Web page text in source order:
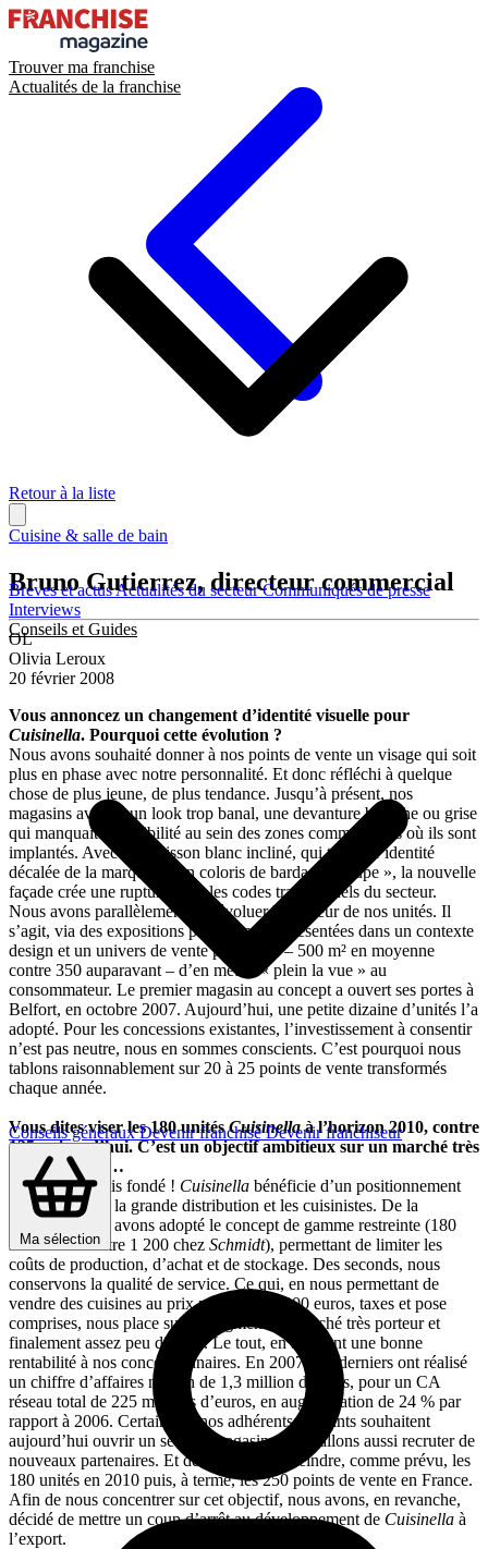
Trouver ma franchise
Actualités de la franchise
Brèves et actusActualités du secteurCommuniqués de presse
Interviews
Conseils et Guides
Conseils générauxDevenir franchiséDevenir franchiseur
Ma sélection
Retour à la liste
Cuisine & salle de bain
Bruno Gutierrez, directeur commercial
OL
Olivia Leroux
20 février 2008
Vous annoncez un changement d’identité visuelle pour
Cuisinella. Pourquoi cette évolution ?
Nous avons souhaité donner à nos points de vente un visage qui soit
plus en phase avec notre personnalité. Et donc réfléchi à quelque
chose de plus jeune, de plus tendance. Jusqu’à présent, nos
magasins avaient un look trop banal, une devanture blanche ou grise
qui manquait de visibilité au sein des zones commerciales où ils sont
implantés. Avec son caisson blanc incliné, qui traduit l’identité
décalée de la marque, et un coloris de bardage « taupe », la nouvelle
façade crée une rupture avec les codes traditionnels du secteur.
Nous avons parallèlement fait évoluer l’intérieur de nos unités. Il
s’agit, via des expositions plus grandes, présentées dans un contexte
design et un univers de vente plus vaste – 500 m² en moyenne
contre 350 auparavant – d’en mettre « plein la vue » au
consommateur. Le premier magasin au concept a ouvert ses portes à
Belfort, en octobre 2007. Aujourd’hui, une petite dizaine d’unités l’a
adopté. Pour les concessions existantes, l’investissement à consentir
n’est pas neutre, nous en sommes conscients. C’est pourquoi nous
tablons raisonnablement sur 20 à 25 points de vente transformés
chaque année.
Vous dites viser les 180 unitésCuisinellaà l’horizon 2010, contre
135 aujourd’hui. C’est un objectif ambitieux sur un marché très
concurrentiel…
Ambitieux, mais fondé ! Cuisinella bénéficie d’un positionnement
atypique, entre la grande distribution et les cuisinistes. De la
première, nous avons adopté le concept de gamme restreinte (180
références contre 1 200 chez Schmidt), permettant de limiter les
coûts de production, d’achat et de stockage. Des seconds, nous
conservons la qualité de service. Ce qui, en nous permettant de
vendre des cuisines au prix moyen de 6 000 euros, taxes et pose
comprises, nous place sur un segment de marché très porteur et
finalement assez peu disputé. Le tout, en assurant une bonne
rentabilité à nos concessionnaires. En 2007, ces derniers ont réalisé
un chiffre d’affaires moyen de 1,3 million d’euros, pour un CA
réseau total de 225 millions d’euros, en augmentation de 24 % par
rapport à 2006. Certains de nos adhérents existants souhaitent
aujourd’hui ouvrir un second magasin. Nous allons aussi recruter de
nouveaux partenaires. Et devrions ainsi atteindre, comme prévu, les
180 unités en 2010 puis, à terme, les 250 points de vente en France.
Afin de nous concentrer sur cet objectif, nous avons, en revanche,
décidé de mettre un coup d’arrêt au développement de Cuisinella à
l’export.